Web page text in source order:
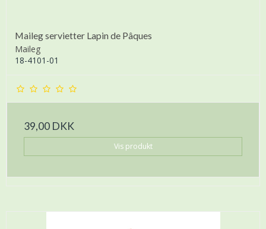
Maileg servietter Lapin de Pâques
Maileg
18-4101-01
39,00 DKK
Vis produkt